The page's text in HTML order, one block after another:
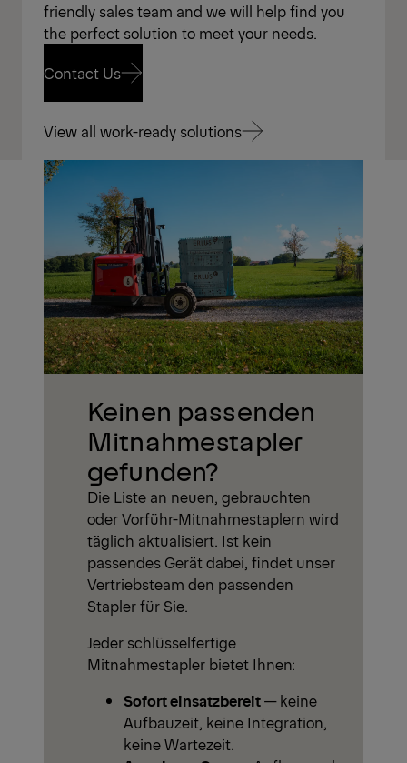
friendly sales team and we will help find you
the perfect solution to meet your needs.
Contact Us
Contact Us
View all work-ready solutions
View all work-ready solutions
Keinen passenden
Mitnahmestapler
gefunden?
Die Liste an neuen, gebrauchten
oder Vorführ-Mitnahmestaplern wird
täglich aktualisiert. Ist kein
passendes Gerät dabei, findet unser
Vertriebsteam den passenden
Stapler für Sie.
Jeder schlüsselfertige
Mitnahmestapler bietet Ihnen:
Sofort einsatzbereit— keine
Aufbauzeit, keine Integration,
keine Wartezeit.